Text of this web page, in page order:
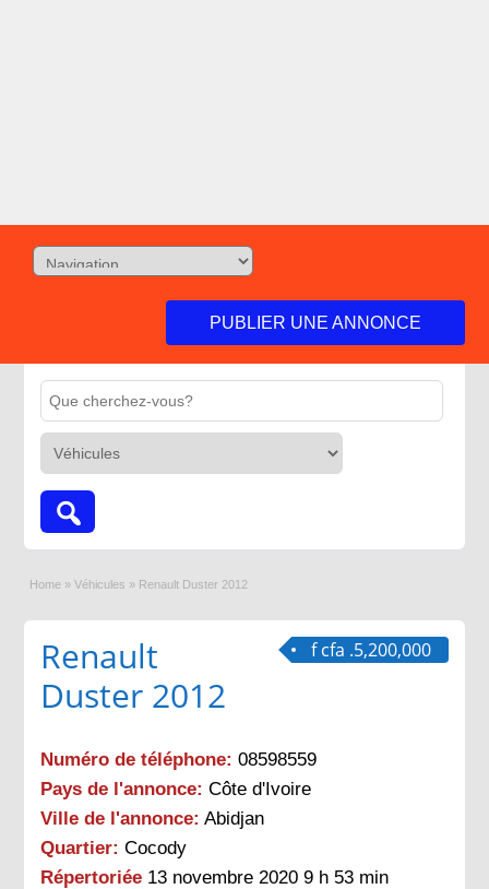
PUBLIER UNE ANNONCE
Home » Véhicules » Renault Duster 2012
f cfa .5,200,000
Renault
Duster 2012
Numéro de téléphone: 08598559
Pays de l'annonce: Côte d'Ivoire
Ville de l'annonce: Abidjan
Quartier: Cocody
Répertoriée 13 novembre 2020 9 h 53 min